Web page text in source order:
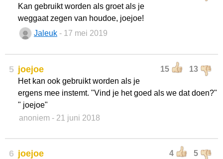
Kan gebruikt worden als groet als je
weggaat zegen van houdoe, joejoe!
Jaleuk - 17 mei 2019
5 15 13
joejoe
Het kan ook gebruikt worden als je
ergens mee instemt. "Vind je het goed als we dat doen?"
" joejoe"
anoniem - 21 juni 2018
6 4 5
joejoe